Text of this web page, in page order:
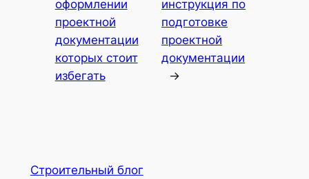
оформлении
проектной
документации
которых стоит
избегать
инструкция по
подготовке
проектной
документации
→
Строительный блог